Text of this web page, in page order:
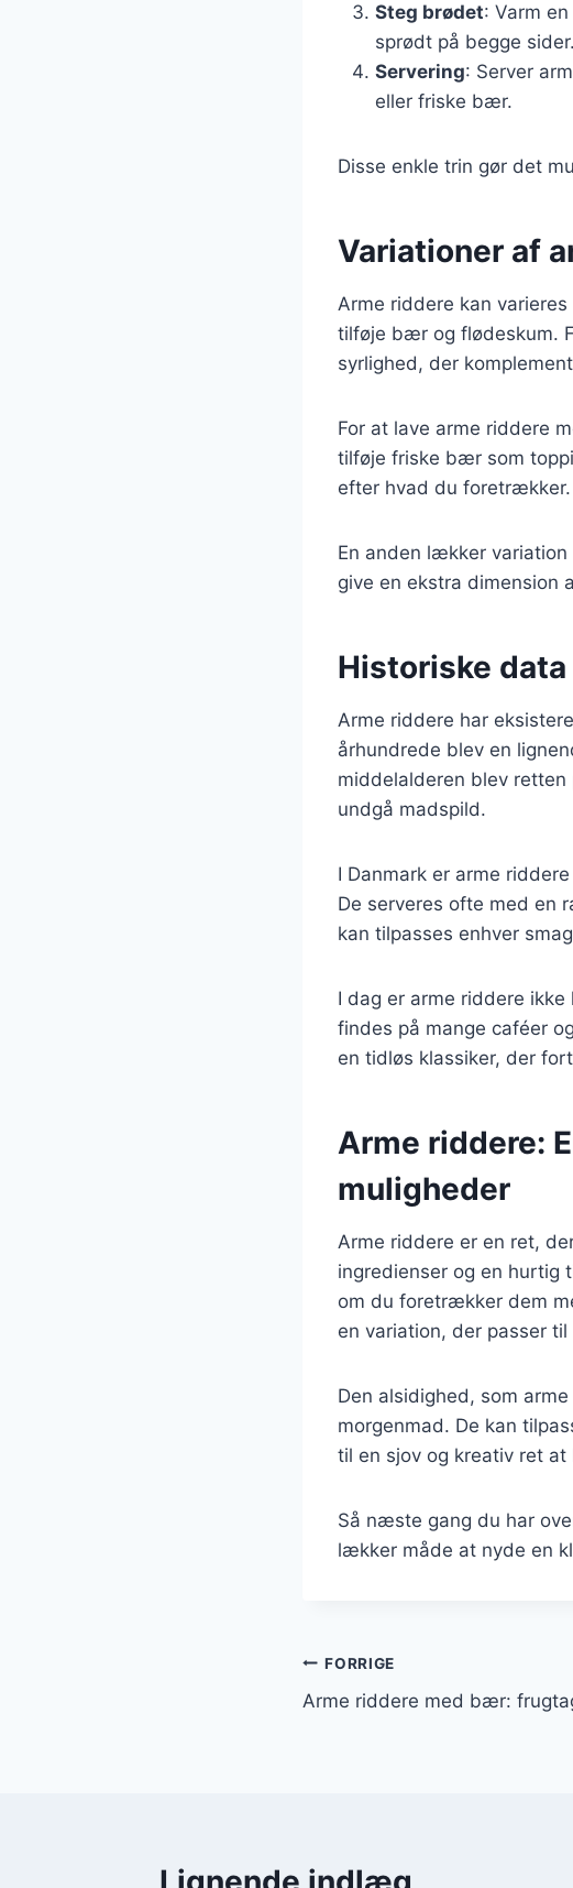
Steg brødet: Varm
sprødt på begge sider.
Servering: Server
eller friske bær.
Disse enkle trin gør det
Variationer af
Arme riddere kan
tilføje bær og flødeskum.
syrlighed, der
For at lave arme riddere
tilføje friske bær som
efter hvad du foretrækker.
En anden lækker
give en ekstra dimension
Historiske
Arme riddere har
århundrede blev en
middelalderen blev
undgå madspild.
I Danmark er arme
De serveres ofte med en
kan tilpasses enhver
I dag er arme riddere
findes på mange caféer
en tidløs klassiker, der
Arme riddere:
muligheder
Arme riddere er en ret,
ingredienser og en hurtig
om du foretrækker dem
en variation, der passer til
Den alsidighed, som
morgenmad. De kan
til en sjov og kreativ ret at
Så næste gang du har
lækker måde at nyde en
Indlægsnavigation
FORRIGE
Arme riddere med bær: